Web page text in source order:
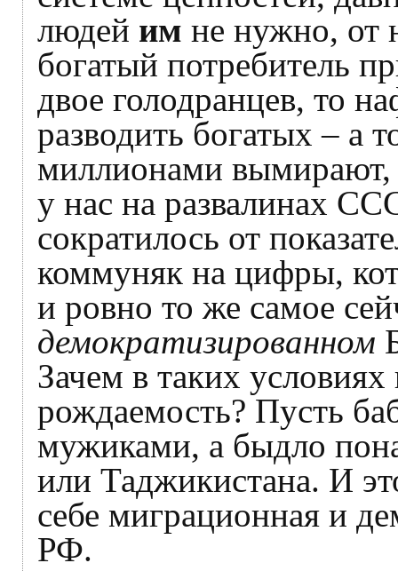
людей им не нужно, от
богатый потребитель
двое голодранцев, то
разводить богатых – а
миллионами
у нас на развалинах
сократилось от
коммуняк на цифры,
и ровно то же самое
демократизированном
Зачем в таких
рождаемость? Пусть
мужиками, а быдло
или Таджикистана. И
себе миграционная и
РФ.